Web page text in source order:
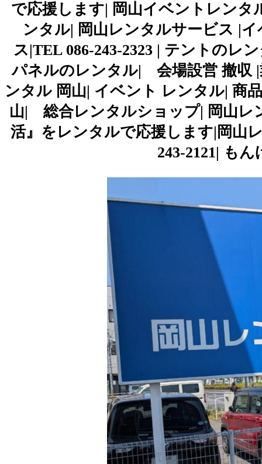
で応援します| 岡山イベントレンタ
ンタル| 岡山レンタルサービス |
ス|TEL 086-243-2323 | テントのレ
パネルのレンタル| 会場設営 撤収
ンタル 岡山| イベント レンタル| 商
山| 総合レンタルショップ| 岡山レ
活』をレンタルで応援します|岡山
243-2121| も